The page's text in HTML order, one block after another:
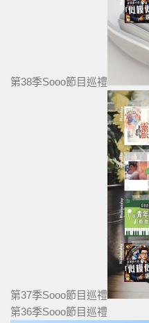
第38季Sooo節目巡禮
第37季Sooo節目巡禮
第36季Sooo節目巡禮